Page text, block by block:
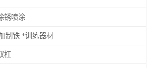
锈喷涂
制铁 *训练器材
杠